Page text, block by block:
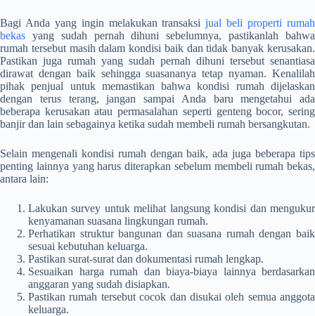
Bagi Anda yang ingin melakukan transaksijual beli properti rumah
bekas yang sudah pernah dihuni sebelumnya, pastikanlah bahwa
rumah tersebut masih dalam kondisi baik dan tidak banyak kerusakan.
Pastikan juga rumah yang sudah pernah dihuni tersebut senantiasa
dirawat dengan baik sehingga suasananya tetap nyaman. Kenalilah
pihak penjual untuk memastikan bahwa kondisi rumah dijelaskan
dengan terus terang, jangan sampai Anda baru mengetahui ada
beberapa kerusakan atau permasalahan seperti genteng bocor, sering
banjir dan lain sebagainya ketika sudah membeli rumah bersangkutan.
Selain mengenali kondisi rumah dengan baik, ada juga beberapa tips
penting lainnya yang harus diterapkan sebelum membeli rumah bekas,
antara lain:
Lakukan survey untuk melihat langsung kondisi dan mengukur
kenyamanan suasana lingkungan rumah.
Perhatikan struktur bangunan dan suasana rumah dengan baik
sesuai kebutuhan keluarga.
Pastikan surat-surat dan dokumentasi rumah lengkap.
Sesuaikan harga rumah dan biaya-biaya lainnya berdasarkan
anggaran yang sudah disiapkan.
Pastikan rumah tersebut cocok dan disukai oleh semua anggota
keluarga.